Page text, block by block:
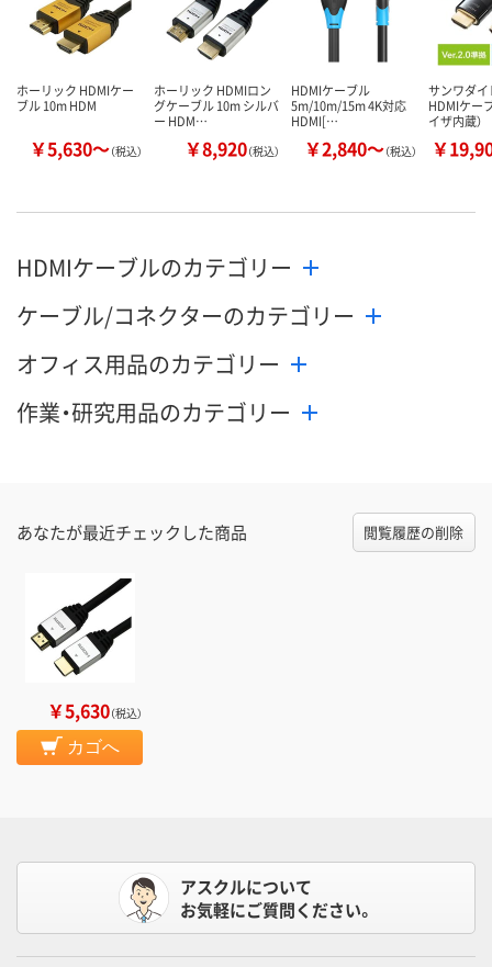
ホーリック HDMIケー
ブル 10m HDM
￥5,630～（税込）
ホーリック HDMIロン
グケーブル 10m シルバ
ー HDM…
￥8,920（税込）
HDMIケーブル
5m/10m/15m 4K対応
HDMI[…
￥2,840～（税込）
サンワダ
HDMIケー
イザ内蔵）
￥
HDMIケーブルのカテゴリー
ケーブル/コネクターのカテゴリー
オフィス用品のカテゴリー
作業・研究用品のカテゴリー
あなたが最近チェックした商品 閲覧履歴の削除
￥5,630（税込）
カゴへ
アスクルについて
お気軽にご質問ください。